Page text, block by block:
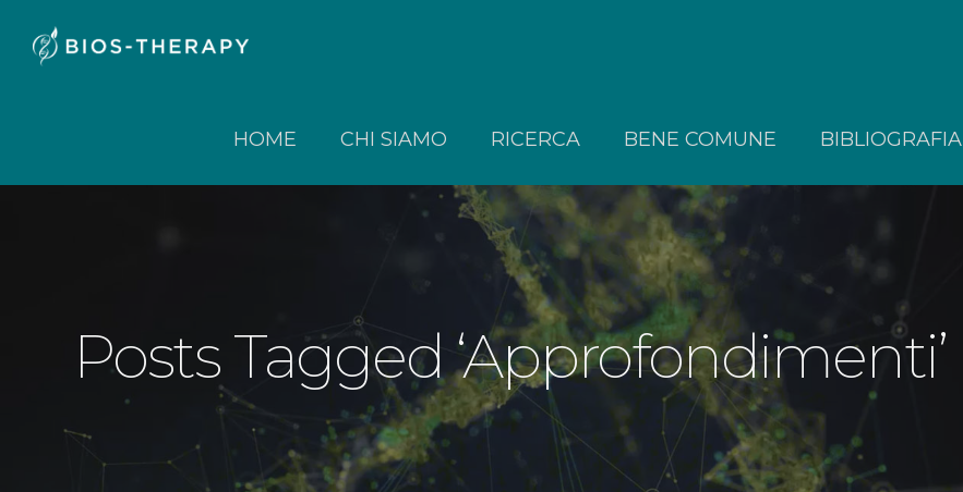
HOME CHI SIAMO RICERCA BENE COMUNE BIBLIOGRAFIA
Posts Tagged ‘Approfondimenti’